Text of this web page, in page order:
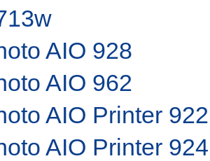
AIO 928
AIO 962
AIO Printer 922
AIO Printer 924